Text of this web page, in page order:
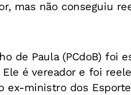
mas não conseguiu
de Paula (PCdoB) foi
Ele é vereador e foi
ex-ministro dos